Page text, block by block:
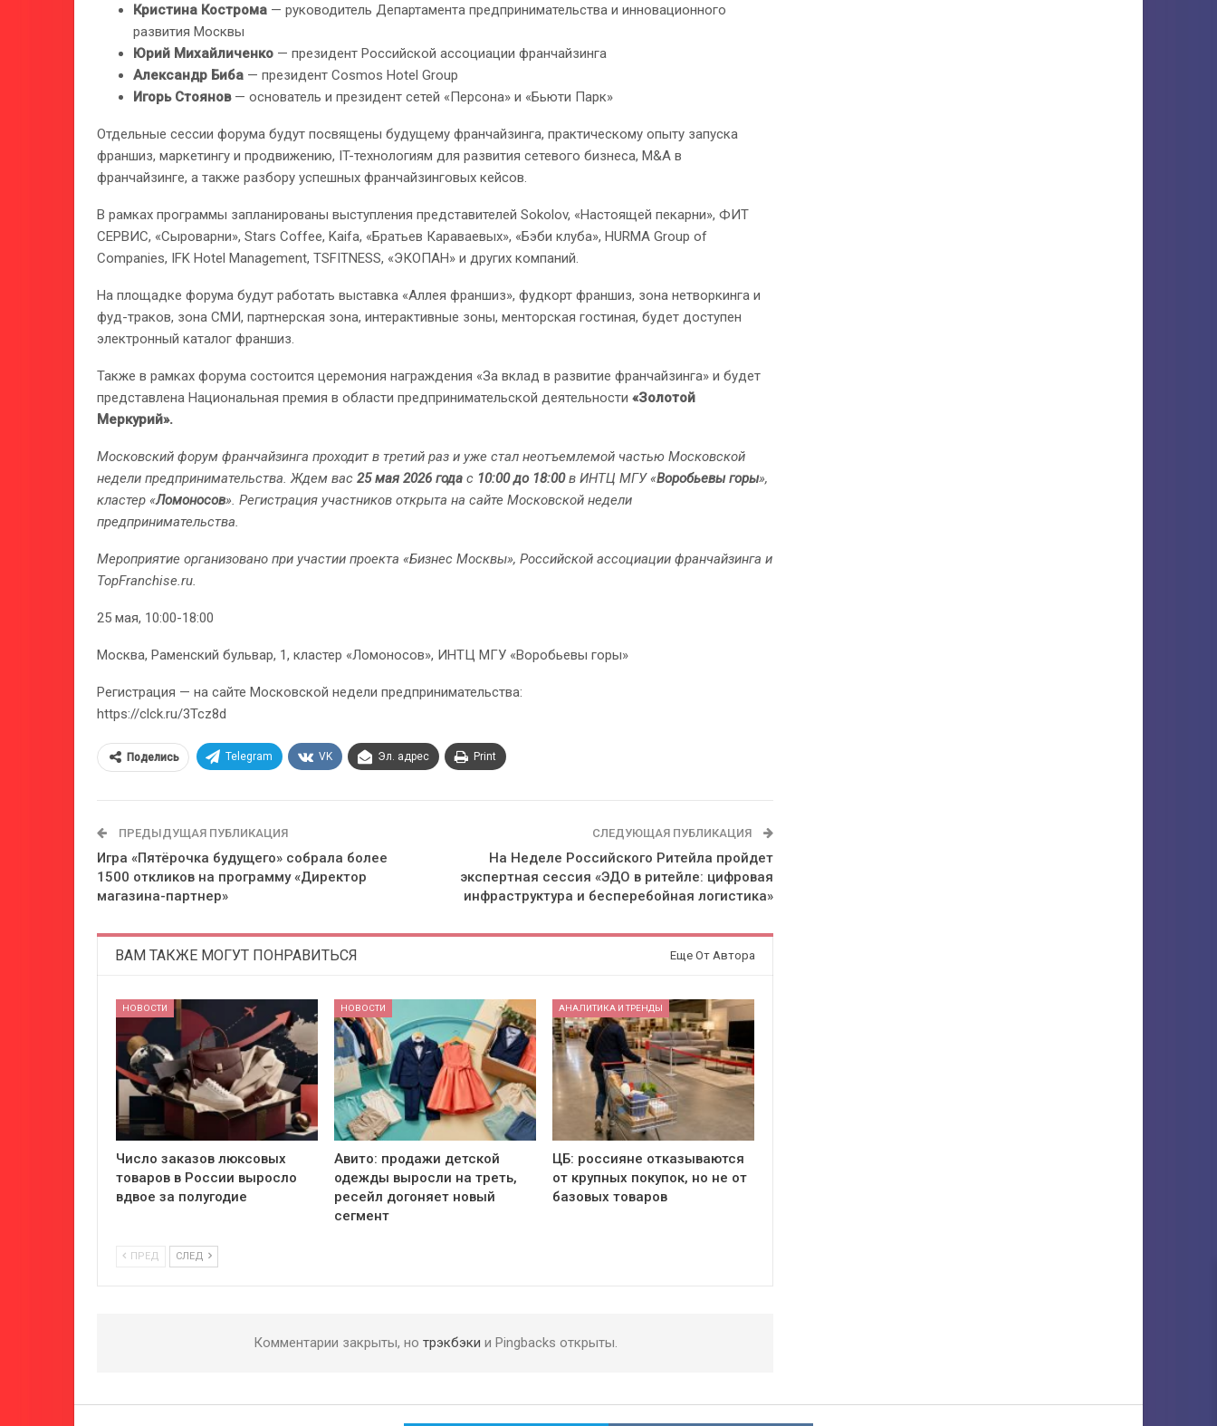
Кристина Кострома — руководитель Департамента предпринимательства и инновационного
развития Москвы
Юрий Михайличенко — президент Российской ассоциации франчайзинга
Александр Биба — президент Cosmos Hotel Group
Игорь Стоянов— основатель и президент сетей «Персона» и «Бьюти Парк»
Отдельные сессии форума будут посвящены будущему франчайзинга, практическому опыту запуска
франшиз, маркетингу и продвижению, IT-технологиям для развития сетевого бизнеса, M&A в
франчайзинге, а также разбору успешных франчайзинговых кейсов.
В рамках программы запланированы выступления представителей Sokolov, «Настоящей пекарни», ФИТ
СЕРВИС, «Сыроварни», Stars Coffee, Kaifa, «Братьев Караваевых», «Бэби клуба», HURMA Group of
Companies, IFK Hotel Management, TSFITNESS, «ЭКОПАН» и других компаний.
На площадке форума будут работать выставка «Аллея франшиз», фудкорт франшиз, зона нетворкинга и
фуд-траков, зона СМИ, партнерская зона, интерактивные зоны, менторская гостиная, будет доступен
электронный каталог франшиз.
Также в рамках форума состоится церемония награждения «За вклад в развитие франчайзинга» и будет
представлена Национальная премия в области предпринимательской деятельности «Золотой
Меркурий».
Московский форум франчайзинга проходит в третий раз и уже стал неотъемлемой частью Московской
недели предпринимательства. Ждем вас 25 мая 2026 года с 10:00 до 18:00в ИНТЦ МГУ «Воробьевы горы»,
кластер «Ломоносов». Регистрация участников открыта на сайте Московской недели
предпринимательства.
Мероприятие организовано при участии проекта «Бизнес Москвы», Российской ассоциации франчайзинга и
TopFranchise.ru.
25 мая, 10:00-18:00
Москва, Раменский бульвар, 1, кластер «Ломоносов», ИНТЦ МГУ «Воробьевы горы»
Регистрация — на сайте Московской недели предпринимательства:
https://clck.ru/3Tcz8d
Поделись Telegram VK Эл. адрес Print
ПРЕДЫДУЩАЯ ПУБЛИКАЦИЯ
Игра «Пятёрочка будущего» собрала более
1500 откликов на программу «Директор
магазина-партнер»
СЛЕДУЮЩАЯ ПУБЛИКАЦИЯ
На Неделе Российского Ритейла пройдет
экспертная сессия «ЭДО в ритейле: цифровая
инфраструктура и бесперебойная логистика»
ВАМ ТАКЖЕ МОГУТ ПОНРАВИТЬСЯ Еще От Автора
НОВОСТИ
Число заказов люксовых
товаров в России выросло
вдвое за полугодие
НОВОСТИ
Авито: продажи детской
одежды выросли на треть,
ресейл догоняет новый
сегмент
АНАЛИТИКА И ТРЕНДЫ
ЦБ: россияне отказываются
от крупных покупок, но не от
базовых товаров
ПРЕД СЛЕД
Комментарии закрыты, но трэкбэки и Pingbacks открыты.